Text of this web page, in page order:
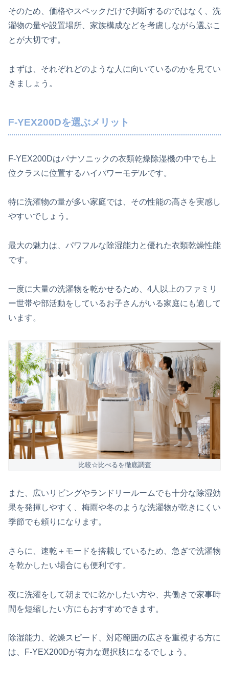
そのため、価格やスペックだけで判断するのではなく、洗
濯物の量や設置場所、家族構成などを考慮しながら選ぶこ
とが大切です。
まずは、それぞれどのような人に向いているのかを見てい
きましょう。
F-YEX200Dを選ぶメリット
F-YEX200Dはパナソニックの衣類乾燥除湿機の中でも上
位クラスに位置するハイパワーモデルです。
特に洗濯物の量が多い家庭では、その性能の高さを実感し
やすいでしょう。
最大の魅力は、パワフルな除湿能力と優れた衣類乾燥性能
です。
一度に大量の洗濯物を乾かせるため、4人以上のファミリ
ー世帯や部活動をしているお子さんがいる家庭にも適して
います。
比較☆比べるを徹底調査
また、広いリビングやランドリールームでも十分な除湿効
果を発揮しやすく、梅雨や冬のような洗濯物が乾きにくい
季節でも頼りになります。
さらに、速乾＋モードを搭載しているため、急ぎで洗濯物
を乾かしたい場合にも便利です。
夜に洗濯をして朝までに乾かしたい方や、共働きで家事時
間を短縮したい方にもおすすめできます。
除湿能力、乾燥スピード、対応範囲の広さを重視する方に
は、F-YEX200Dが有力な選択肢になるでしょう。